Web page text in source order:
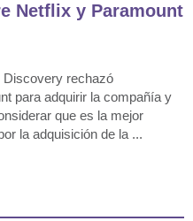
Netflix y Paramount
Discovery rechazó
para adquirir la compañía y
que es la mejor
la adquisición de la ...